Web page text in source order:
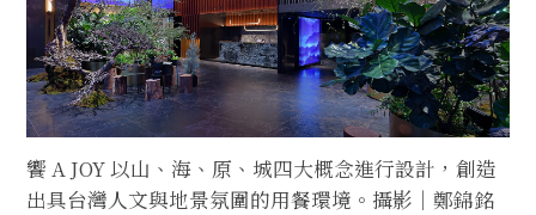
饗 A JOY 以山、海、原、城四大概念進行設計，創造
出具台灣人文與地景氛圍的用餐環境。攝影｜鄭錦銘